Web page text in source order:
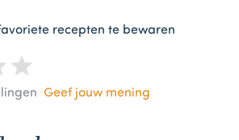
recepten te bewaren
Geef jouw mening